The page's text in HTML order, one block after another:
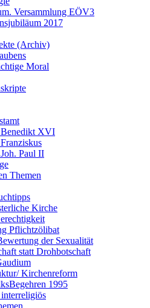
Versammlung EÖV3
2017
(Archiv)
Moral
Benedikt XVI
Paul II
Themen
Kirche
Pflichtzölibat
der Sexualität
statt Drohbotschaft
Kirchenreform
1995